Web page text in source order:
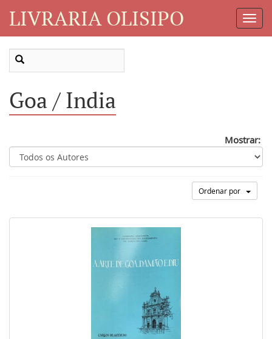
LIVRARIA OLISIPO
Goa / India
Mostrar:
Ordenar por